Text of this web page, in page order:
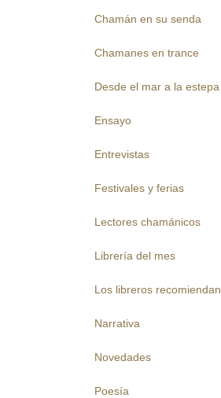
Chamán en su senda
Chamanes en trance
Desde el mar a la estepa
Ensayo
Entrevistas
Festivales y ferias
Lectores chamánicos
Librería del mes
Los libreros recomiendan
Narrativa
Novedades
Poesía